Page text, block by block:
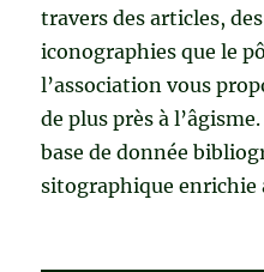
travers des articles,
iconographies que le
l’association vous
de plus près à
base de donnée
sitographique enrichie